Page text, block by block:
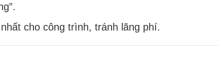
cho công trình, tránh lãng phí.